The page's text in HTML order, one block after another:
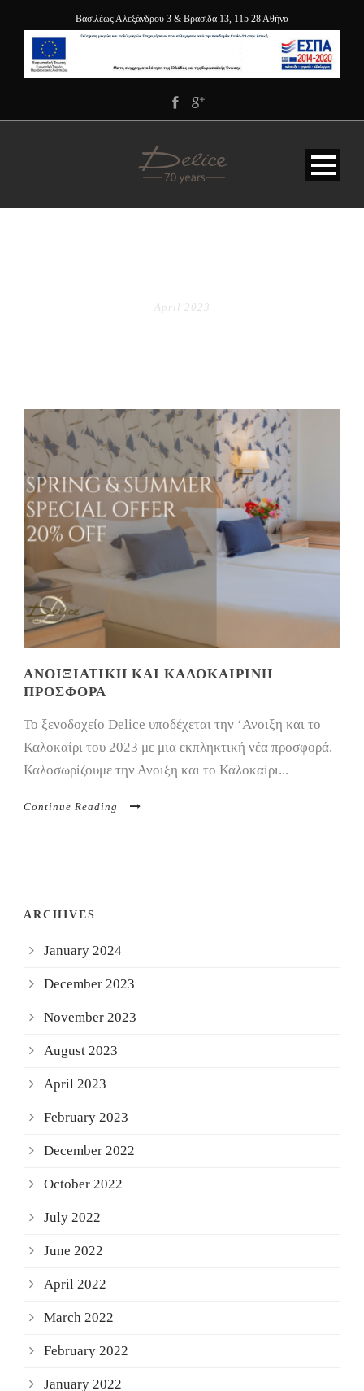
Βασιλέως Αλεξάνδρου 3 & Βρασίδα 13, 115 28 Αθήνα
April 2023
ΑΝΟΙΞΙΆΤΙΚΗ ΚΑΙ ΚΑΛΟΚΑΙΡΙΝΉ
ΠΡΟΣΦΟΡΆ
Το ξενοδοχείο Delice υποδέχεται την ‘Ανοιξη και το
Καλοκαίρι του 2023 με μια εκπληκτική νέα προσφορά.
Καλοσωρίζουμε την Ανοιξη και το Καλοκαίρι...
Continue Reading
ARCHIVES
January 2024
December 2023
November 2023
August 2023
April 2023
February 2023
December 2022
October 2022
July 2022
June 2022
April 2022
March 2022
February 2022
January 2022